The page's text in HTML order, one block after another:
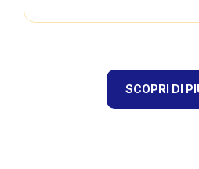
SCOPRI DI